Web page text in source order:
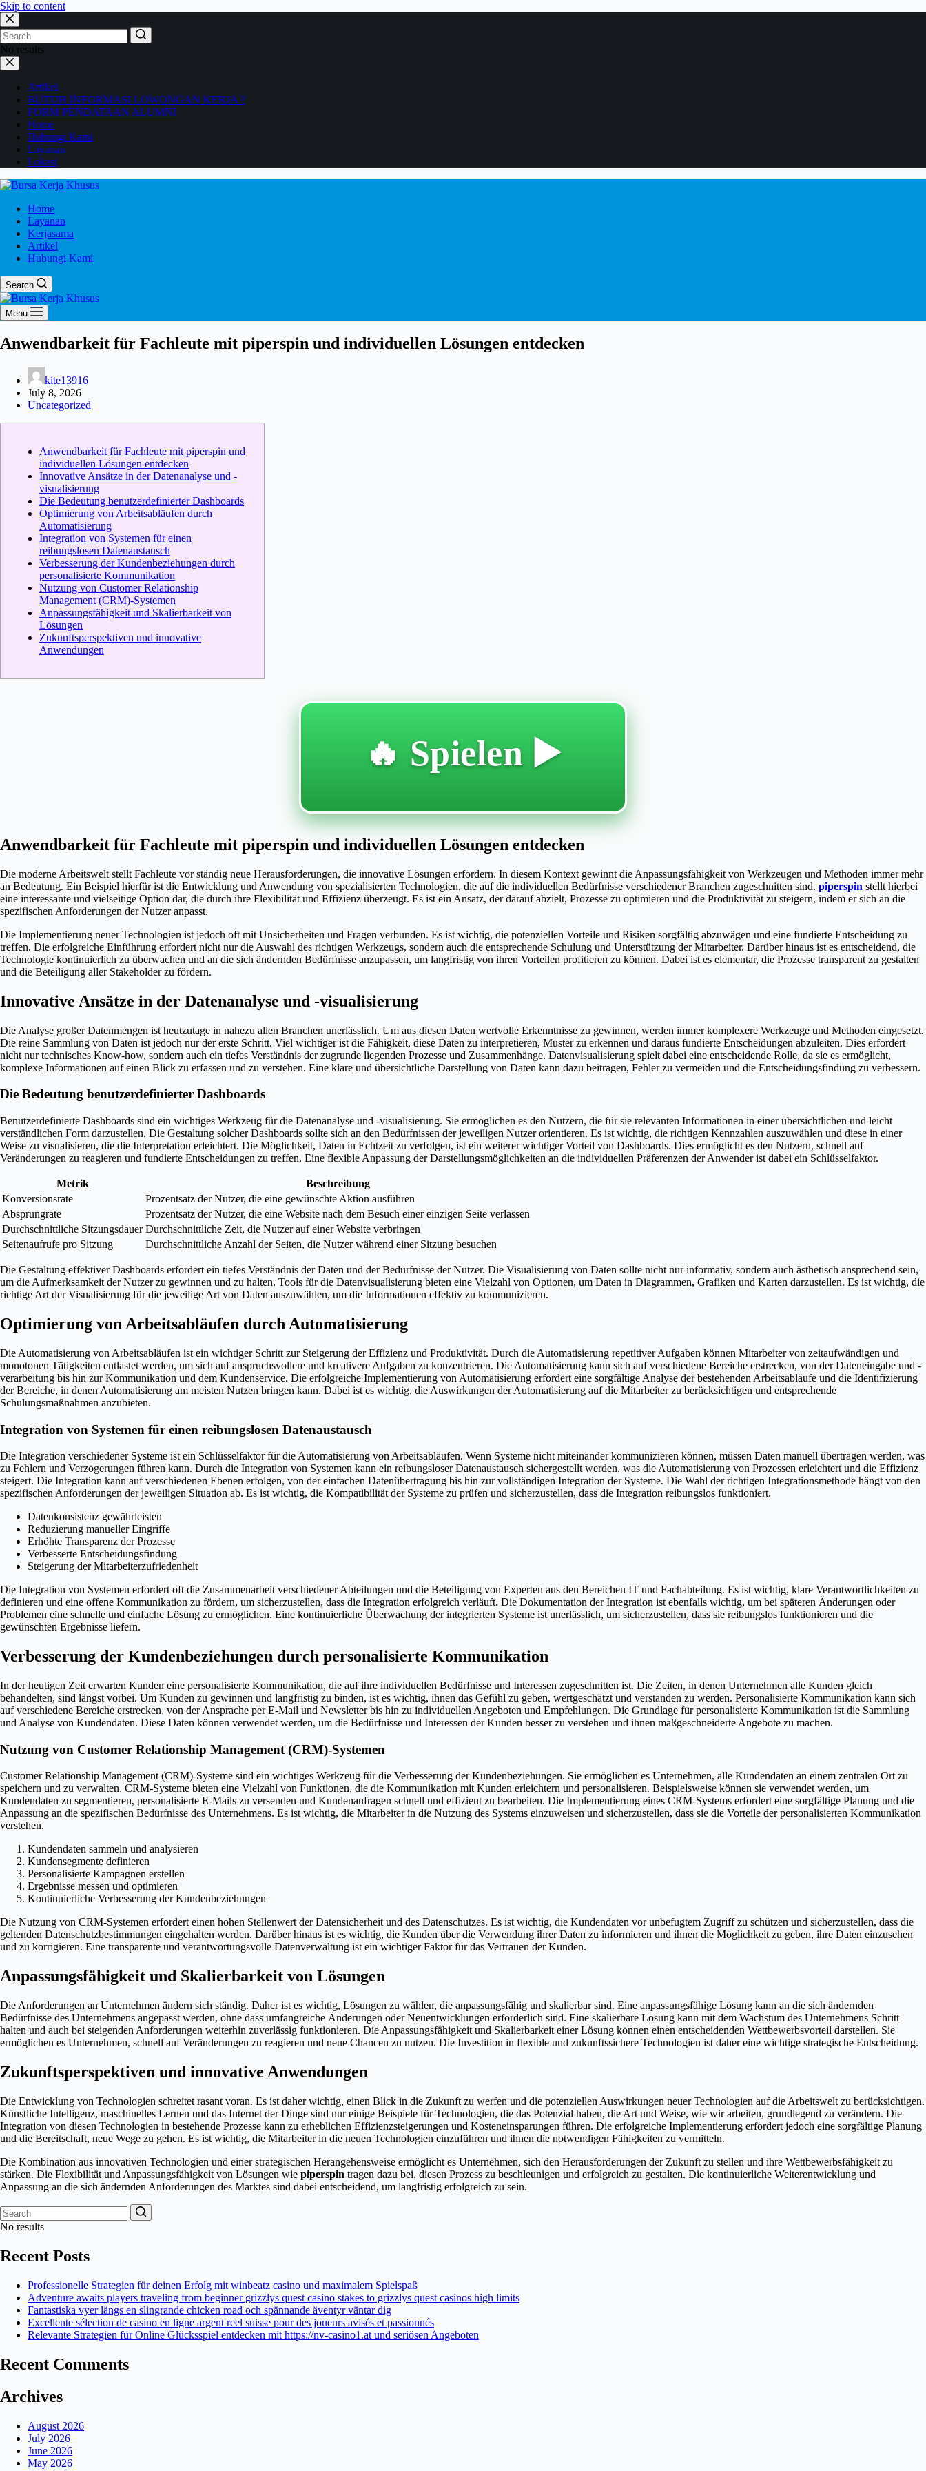
Skip to content
No results
Artikel
BUTUH INFORMASI LOWONGAN KERJA ?
FORM PENDATAAN ALUMNI
Home
Hubungi Kami
Layanan
Lokasi
Home
Layanan
Kerjasama
Artikel
Hubungi Kami
Search
Menu
Anwendbarkeit für Fachleute mit piperspin und individuellen Lösungen entdecken
kite13916
July 8, 2026
Uncategorized
Anwendbarkeit für Fachleute mit piperspin und
individuellen Lösungen entdecken
Innovative Ansätze in der Datenanalyse und -
visualisierung
Die Bedeutung benutzerdefinierter Dashboards
Optimierung von Arbeitsabläufen durch
Automatisierung
Integration von Systemen für einen
reibungslosen Datenaustausch
Verbesserung der Kundenbeziehungen durch
personalisierte Kommunikation
Nutzung von Customer Relationship
Management (CRM)-Systemen
Anpassungsfähigkeit und Skalierbarkeit von
Lösungen
Zukunftsperspektiven und innovative
Anwendungen
🔥 Spielen ▶️
Anwendbarkeit für Fachleute mit piperspin und individuellen Lösungen entdecken
Die moderne Arbeitswelt stellt Fachleute vor ständig neue Herausforderungen, die innovative Lösungen erfordern. In diesem Kontext gewinnt die Anpassungsfähigkeit von Werkzeugen und Methoden immer mehr
an Bedeutung. Ein Beispiel hierfür ist die Entwicklung und Anwendung von spezialisierten Technologien, die auf die individuellen Bedürfnisse verschiedener Branchen zugeschnitten sind. piperspin stellt hierbei
eine interessante und vielseitige Option dar, die durch ihre Flexibilität und Effizienz überzeugt. Es ist ein Ansatz, der darauf abzielt, Prozesse zu optimieren und die Produktivität zu steigern, indem er sich an die
spezifischen Anforderungen der Nutzer anpasst.
Die Implementierung neuer Technologien ist jedoch oft mit Unsicherheiten und Fragen verbunden. Es ist wichtig, die potenziellen Vorteile und Risiken sorgfältig abzuwägen und eine fundierte Entscheidung zu
treffen. Die erfolgreiche Einführung erfordert nicht nur die Auswahl des richtigen Werkzeugs, sondern auch die entsprechende Schulung und Unterstützung der Mitarbeiter. Darüber hinaus ist es entscheidend, die
Technologie kontinuierlich zu überwachen und an die sich ändernden Bedürfnisse anzupassen, um langfristig von ihren Vorteilen profitieren zu können. Dabei ist es elementar, die Prozesse transparent zu gestalten
und die Beteiligung aller Stakeholder zu fördern.
Innovative Ansätze in der Datenanalyse und -visualisierung
Die Analyse großer Datenmengen ist heutzutage in nahezu allen Branchen unerlässlich. Um aus diesen Daten wertvolle Erkenntnisse zu gewinnen, werden immer komplexere Werkzeuge und Methoden eingesetzt.
Die reine Sammlung von Daten ist jedoch nur der erste Schritt. Viel wichtiger ist die Fähigkeit, diese Daten zu interpretieren, Muster zu erkennen und daraus fundierte Entscheidungen abzuleiten. Dies erfordert
nicht nur technisches Know-how, sondern auch ein tiefes Verständnis der zugrunde liegenden Prozesse und Zusammenhänge. Datenvisualisierung spielt dabei eine entscheidende Rolle, da sie es ermöglicht,
komplexe Informationen auf einen Blick zu erfassen und zu verstehen. Eine klare und übersichtliche Darstellung von Daten kann dazu beitragen, Fehler zu vermeiden und die Entscheidungsfindung zu verbessern.
Die Bedeutung benutzerdefinierter Dashboards
Benutzerdefinierte Dashboards sind ein wichtiges Werkzeug für die Datenanalyse und -visualisierung. Sie ermöglichen es den Nutzern, die für sie relevanten Informationen in einer übersichtlichen und leicht
verständlichen Form darzustellen. Die Gestaltung solcher Dashboards sollte sich an den Bedürfnissen der jeweiligen Nutzer orientieren. Es ist wichtig, die richtigen Kennzahlen auszuwählen und diese in einer
Weise zu visualisieren, die die Interpretation erleichtert. Die Möglichkeit, Daten in Echtzeit zu verfolgen, ist ein weiterer wichtiger Vorteil von Dashboards. Dies ermöglicht es den Nutzern, schnell auf
Veränderungen zu reagieren und fundierte Entscheidungen zu treffen. Eine flexible Anpassung der Darstellungsmöglichkeiten an die individuellen Präferenzen der Anwender ist dabei ein Schlüsselfaktor.
Metrik
Beschreibung
Konversionsrate
Prozentsatz der Nutzer, die eine gewünschte Aktion ausführen
Absprungrate
Prozentsatz der Nutzer, die eine Website nach dem Besuch einer einzigen Seite verlassen
Durchschnittliche Sitzungsdauer Durchschnittliche Zeit, die Nutzer auf einer Website verbringen
Seitenaufrufe pro Sitzung
Durchschnittliche Anzahl der Seiten, die Nutzer während einer Sitzung besuchen
Die Gestaltung effektiver Dashboards erfordert ein tiefes Verständnis der Daten und der Bedürfnisse der Nutzer. Die Visualisierung von Daten sollte nicht nur informativ, sondern auch ästhetisch ansprechend sein,
um die Aufmerksamkeit der Nutzer zu gewinnen und zu halten. Tools für die Datenvisualisierung bieten eine Vielzahl von Optionen, um Daten in Diagrammen, Grafiken und Karten darzustellen. Es ist wichtig, die
richtige Art der Visualisierung für die jeweilige Art von Daten auszuwählen, um die Informationen effektiv zu kommunizieren.
Optimierung von Arbeitsabläufen durch Automatisierung
Die Automatisierung von Arbeitsabläufen ist ein wichtiger Schritt zur Steigerung der Effizienz und Produktivität. Durch die Automatisierung repetitiver Aufgaben können Mitarbeiter von zeitaufwändigen und
monotonen Tätigkeiten entlastet werden, um sich auf anspruchsvollere und kreativere Aufgaben zu konzentrieren. Die Automatisierung kann sich auf verschiedene Bereiche erstrecken, von der Dateneingabe und -
verarbeitung bis hin zur Kommunikation und dem Kundenservice. Die erfolgreiche Implementierung von Automatisierung erfordert eine sorgfältige Analyse der bestehenden Arbeitsabläufe und die Identifizierung
der Bereiche, in denen Automatisierung am meisten Nutzen bringen kann. Dabei ist es wichtig, die Auswirkungen der Automatisierung auf die Mitarbeiter zu berücksichtigen und entsprechende
Schulungsmaßnahmen anzubieten.
Integration von Systemen für einen reibungslosen Datenaustausch
Die Integration verschiedener Systeme ist ein Schlüsselfaktor für die Automatisierung von Arbeitsabläufen. Wenn Systeme nicht miteinander kommunizieren können, müssen Daten manuell übertragen werden, was
zu Fehlern und Verzögerungen führen kann. Durch die Integration von Systemen kann ein reibungsloser Datenaustausch sichergestellt werden, was die Automatisierung von Prozessen erleichtert und die Effizienz
steigert. Die Integration kann auf verschiedenen Ebenen erfolgen, von der einfachen Datenübertragung bis hin zur vollständigen Integration der Systeme. Die Wahl der richtigen Integrationsmethode hängt von den
spezifischen Anforderungen der jeweiligen Situation ab. Es ist wichtig, die Kompatibilität der Systeme zu prüfen und sicherzustellen, dass die Integration reibungslos funktioniert.
Datenkonsistenz gewährleisten
Reduzierung manueller Eingriffe
Erhöhte Transparenz der Prozesse
Verbesserte Entscheidungsfindung
Steigerung der Mitarbeiterzufriedenheit
Die Integration von Systemen erfordert oft die Zusammenarbeit verschiedener Abteilungen und die Beteiligung von Experten aus den Bereichen IT und Fachabteilung. Es ist wichtig, klare Verantwortlichkeiten zu
definieren und eine offene Kommunikation zu fördern, um sicherzustellen, dass die Integration erfolgreich verläuft. Die Dokumentation der Integration ist ebenfalls wichtig, um bei späteren Änderungen oder
Problemen eine schnelle und einfache Lösung zu ermöglichen. Eine kontinuierliche Überwachung der integrierten Systeme ist unerlässlich, um sicherzustellen, dass sie reibungslos funktionieren und die
gewünschten Ergebnisse liefern.
Verbesserung der Kundenbeziehungen durch personalisierte Kommunikation
In der heutigen Zeit erwarten Kunden eine personalisierte Kommunikation, die auf ihre individuellen Bedürfnisse und Interessen zugeschnitten ist. Die Zeiten, in denen Unternehmen alle Kunden gleich
behandelten, sind längst vorbei. Um Kunden zu gewinnen und langfristig zu binden, ist es wichtig, ihnen das Gefühl zu geben, wertgeschätzt und verstanden zu werden. Personalisierte Kommunikation kann sich
auf verschiedene Bereiche erstrecken, von der Ansprache per E-Mail und Newsletter bis hin zu individuellen Angeboten und Empfehlungen. Die Grundlage für personalisierte Kommunikation ist die Sammlung
und Analyse von Kundendaten. Diese Daten können verwendet werden, um die Bedürfnisse und Interessen der Kunden besser zu verstehen und ihnen maßgeschneiderte Angebote zu machen.
Nutzung von Customer Relationship Management (CRM)-Systemen
Customer Relationship Management (CRM)-Systeme sind ein wichtiges Werkzeug für die Verbesserung der Kundenbeziehungen. Sie ermöglichen es Unternehmen, alle Kundendaten an einem zentralen Ort zu
speichern und zu verwalten. CRM-Systeme bieten eine Vielzahl von Funktionen, die die Kommunikation mit Kunden erleichtern und personalisieren. Beispielsweise können sie verwendet werden, um
Kundendaten zu segmentieren, personalisierte E-Mails zu versenden und Kundenanfragen schnell und effizient zu bearbeiten. Die Implementierung eines CRM-Systems erfordert eine sorgfältige Planung und die
Anpassung an die spezifischen Bedürfnisse des Unternehmens. Es ist wichtig, die Mitarbeiter in die Nutzung des Systems einzuweisen und sicherzustellen, dass sie die Vorteile der personalisierten Kommunikation
verstehen.
Kundendaten sammeln und analysieren
Kundensegmente definieren
Personalisierte Kampagnen erstellen
Ergebnisse messen und optimieren
Kontinuierliche Verbesserung der Kundenbeziehungen
Die Nutzung von CRM-Systemen erfordert einen hohen Stellenwert der Datensicherheit und des Datenschutzes. Es ist wichtig, die Kundendaten vor unbefugtem Zugriff zu schützen und sicherzustellen, dass die
geltenden Datenschutzbestimmungen eingehalten werden. Darüber hinaus ist es wichtig, die Kunden über die Verwendung ihrer Daten zu informieren und ihnen die Möglichkeit zu geben, ihre Daten einzusehen
und zu korrigieren. Eine transparente und verantwortungsvolle Datenverwaltung ist ein wichtiger Faktor für das Vertrauen der Kunden.
Anpassungsfähigkeit und Skalierbarkeit von Lösungen
Die Anforderungen an Unternehmen ändern sich ständig. Daher ist es wichtig, Lösungen zu wählen, die anpassungsfähig und skalierbar sind. Eine anpassungsfähige Lösung kann an die sich ändernden
Bedürfnisse des Unternehmens angepasst werden, ohne dass umfangreiche Änderungen oder Neuentwicklungen erforderlich sind. Eine skalierbare Lösung kann mit dem Wachstum des Unternehmens Schritt
halten und auch bei steigenden Anforderungen weiterhin zuverlässig funktionieren. Die Anpassungsfähigkeit und Skalierbarkeit einer Lösung können einen entscheidenden Wettbewerbsvorteil darstellen. Sie
ermöglichen es Unternehmen, schnell auf Veränderungen zu reagieren und neue Chancen zu nutzen. Die Investition in flexible und zukunftssichere Technologien ist daher eine wichtige strategische Entscheidung.
Zukunftsperspektiven und innovative Anwendungen
Die Entwicklung von Technologien schreitet rasant voran. Es ist daher wichtig, einen Blick in die Zukunft zu werfen und die potenziellen Auswirkungen neuer Technologien auf die Arbeitswelt zu berücksichtigen.
Künstliche Intelligenz, maschinelles Lernen und das Internet der Dinge sind nur einige Beispiele für Technologien, die das Potenzial haben, die Art und Weise, wie wir arbeiten, grundlegend zu verändern. Die
Integration von diesen Technologien in bestehende Prozesse kann zu erheblichen Effizienzsteigerungen und Kosteneinsparungen führen. Die erfolgreiche Implementierung erfordert jedoch eine sorgfältige Planung
und die Bereitschaft, neue Wege zu gehen. Es ist wichtig, die Mitarbeiter in die neuen Technologien einzuführen und ihnen die notwendigen Fähigkeiten zu vermitteln.
Die Kombination aus innovativen Technologien und einer strategischen Herangehensweise ermöglicht es Unternehmen, sich den Herausforderungen der Zukunft zu stellen und ihre Wettbewerbsfähigkeit zu
stärken. Die Flexibilität und Anpassungsfähigkeit von Lösungen wie piperspin tragen dazu bei, diesen Prozess zu beschleunigen und erfolgreich zu gestalten. Die kontinuierliche Weiterentwicklung und
Anpassung an die sich ändernden Anforderungen des Marktes sind dabei entscheidend, um langfristig erfolgreich zu sein.
No results
Recent Posts
Professionelle Strategien für deinen Erfolg mit winbeatz casino und maximalem Spielspaß
Adventure awaits players traveling from beginner grizzlys quest casino stakes to grizzlys quest casinos high limits
Fantastiska vyer längs en slingrande chicken road och spännande äventyr väntar dig
Excellente sélection de casino en ligne argent reel suisse pour des joueurs avisés et passionnés
Relevante Strategien für Online Glücksspiel entdecken mit https://nv-casino1.at und seriösen Angeboten
Recent Comments
Archives
August 2026
July 2026
June 2026
May 2026